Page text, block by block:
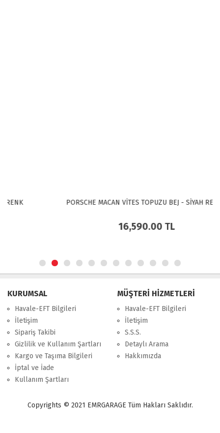
PORSCHE MACAN VİTES TOPUZU BEJ - SİYAH RENK
16,590.00TL
KURUMSAL
Havale-EFT Bilgileri
İletişim
Sipariş Takibi
Gizlilik ve Kullanım Şartları
Kargo ve Taşıma Bilgileri
İptal ve İade
Kullanım Şartları
MÜŞTERİ HİZMETLERİ
Havale-EFT Bilgileri
İletişim
S.S.S.
Detaylı Arama
Hakkımızda
Copyrights © 2021 EMRGARAGE Tüm Hakları Saklıdır.